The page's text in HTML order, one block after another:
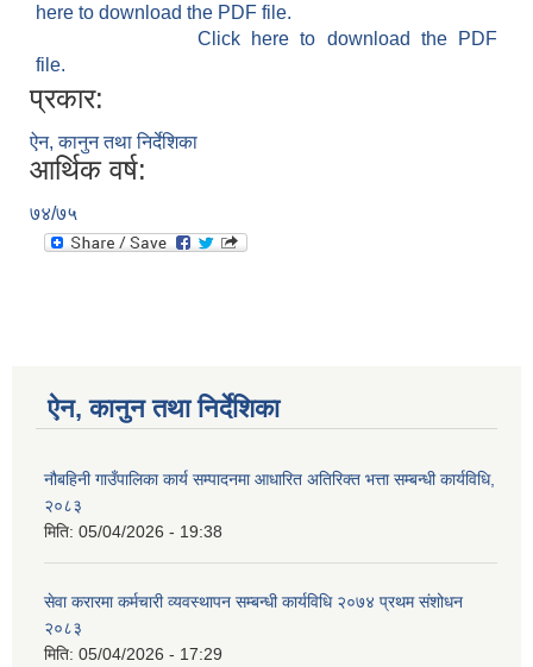
here to download the PDF file.
Click here to download the PDF
file.
प्रकार:
ऐन, कानुन तथा निर्देशिका
आर्थिक वर्ष:
७४/७५
ऐन, कानुन तथा निर्देशिका
नौबहिनी गाउँपालिका कार्य सम्पादनमा आधारित अतिरिक्त भत्ता सम्बन्धी कार्यविधि,
२०८३
मिति: 05/04/2026 - 19:38
सेवा करारमा कर्मचारी व्यवस्थापन सम्बन्धी कार्यविधि २०७४ प्रथम संशोधन
२०८३
मिति: 05/04/2026 - 17:29